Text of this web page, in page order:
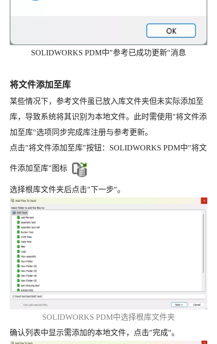
SOLIDWORKS PDM中"参考已成功更新"消息
将文件添加至库
某些情况下，参考文件虽已放入库文件夹但未实际添加至
库，导致系统将其识别为本地文件。此时需使用"将文件添
加至库"选项同步完成库注册与参考更新。
点击"将文件添加至库"按钮：SOLIDWORKS PDM中"将文
件添加至库"图标
选择根库文件夹后点击"下一步"。
SOLIDWORKS PDM中选择根库文件夹
确认列表中显示需添加的本地文件，点击"完成"。